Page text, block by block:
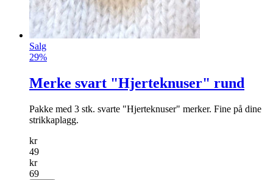
Salg
29%
Merke svart "Hjerteknuser" rund
Pakke med 3 stk. svarte "Hjerteknuser" merker. Fine på dine
strikkaplagg.
kr
49
kr
69